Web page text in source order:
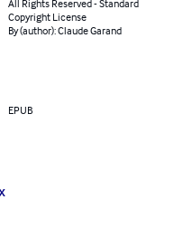
All Rights Reserved - Standard
Copyright License
By (author): Claude Garand
EPUB